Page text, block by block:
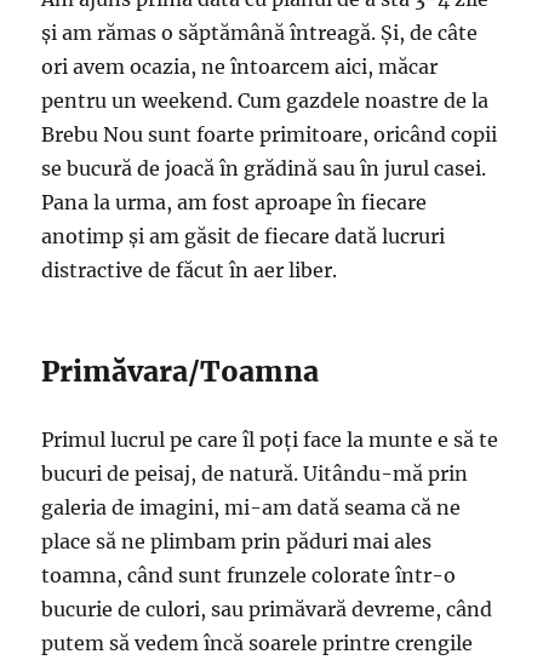
și am rămas o săptămână întreagă. Și, de câte
ori avem ocazia, ne întoarcem aici, măcar
pentru un weekend. Cum gazdele noastre de la
Brebu Nou sunt foarte primitoare, oricând copii
se bucură de joacă în grădină sau în jurul casei.
Pana la urma, am fost aproape în fiecare
anotimp și am găsit de fiecare dată lucruri
distractive de făcut în aer liber.
Primăvara/Toamna
Primul lucrul pe care îl poți face la munte e să te
bucuri de peisaj, de natură. Uitându-mă prin
galeria de imagini, mi-am dată seama că ne
place să ne plimbam prin păduri mai ales
toamna, când sunt frunzele colorate într-o
bucurie de culori, sau primăvară devreme, când
putem să vedem încă soarele printre crengile